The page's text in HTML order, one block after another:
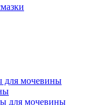
для мочевины
для мочевины